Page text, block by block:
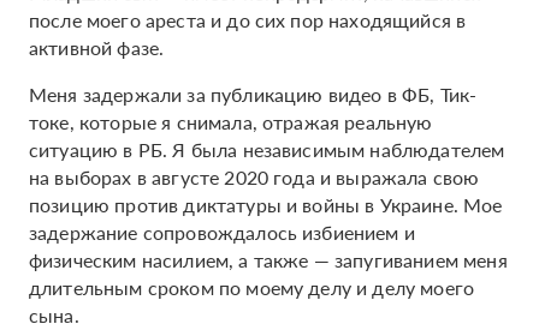
после моего ареста и до сих пор находящийся в
активной фазе.
Меня задержали за публикацию видео в ФБ, Тик-
токе, которые я снимала, отражая реальную
ситуацию в РБ. Я была независимым наблюдателем
на выборах в августе 2020 года и выражала свою
позицию против диктатуры и войны в Украине. Мое
задержание сопровождалось избиением и
физическим насилием, а также — запугиванием меня
длительным сроком по моему делу и делу моего
сына.